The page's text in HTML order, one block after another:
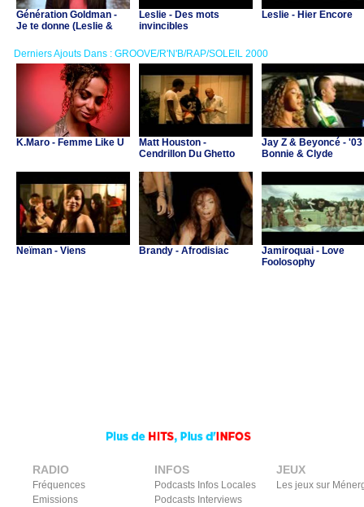
Génération Goldman -
Je te donne (Leslie &
Leslie - Des mots
invincibles
Leslie - Hier Encore
Derniers Ajouts Dans : GROOVE/R'N'B/RAP/SOLEIL 2000
K.Maro - Femme Like U
Matt Houston -
Cendrillon Du Ghetto
Jay Z & Beyoncé - '03
Bonnie & Clyde
Neïman - Viens Brandy - Afrodisiac
Jamiroquai - Love
Foolosophy
RADIO
Fréquences
Emissions
INFOS
Podcasts Infos Locales
Podcasts Interviews
JEUX
Les jeux sur